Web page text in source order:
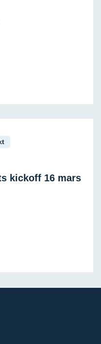
kickoff 16 mars